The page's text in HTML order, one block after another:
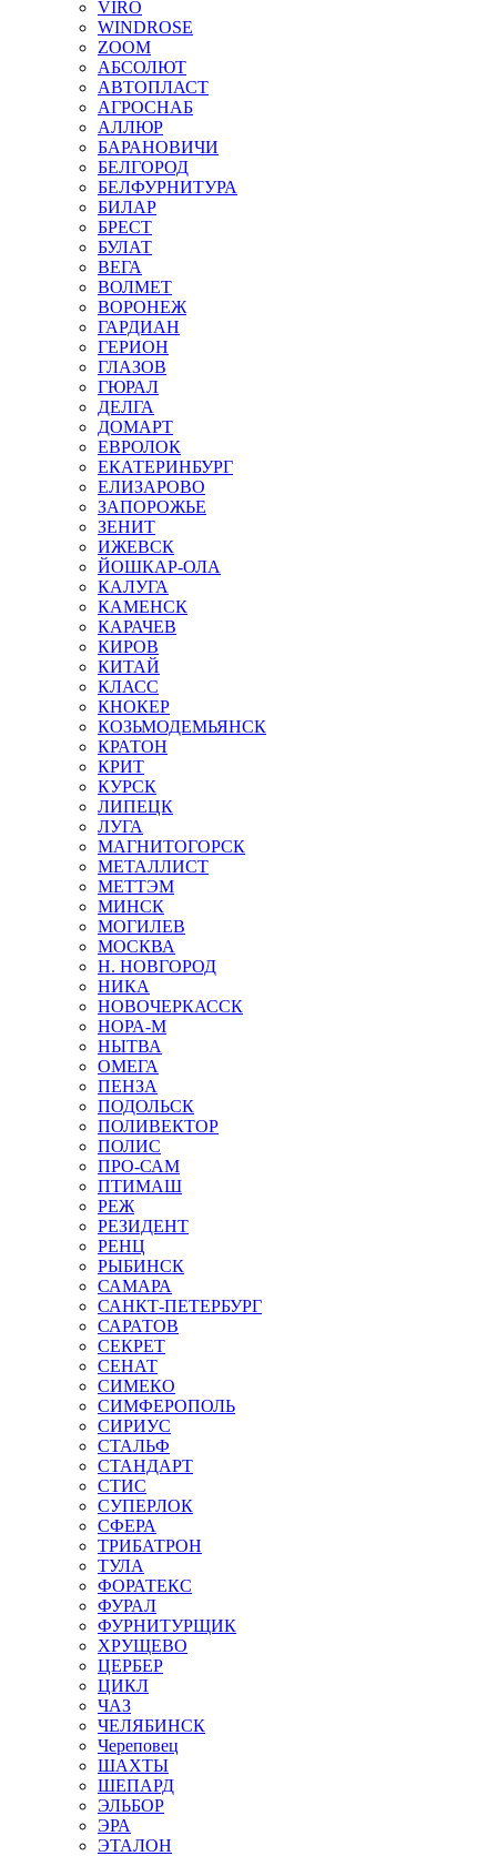
VIRO
WINDROSE
ZOOM
АБСОЛЮТ
АВТОПЛАСТ
АГРОСНАБ
АЛЛЮР
БАРАНОВИЧИ
БЕЛГОРОД
БЕЛФУРНИТУРА
БИЛАР
БРЕСТ
БУЛАТ
ВЕГА
ВОЛМЕТ
ВОРОНЕЖ
ГАРДИАН
ГЕРИОН
ГЛАЗОВ
ГЮРАЛ
ДЕЛГА
ДОМАРТ
ЕВРОЛОК
ЕКАТЕРИНБУРГ
ЕЛИЗАРОВО
ЗАПОРОЖЬЕ
ЗЕНИТ
ИЖЕВСК
ЙОШКАР-ОЛА
КАЛУГА
КАМЕНСК
КАРАЧЕВ
КИРОВ
КИТАЙ
КЛАСС
КНОКЕР
КОЗЬМОДЕМЬЯНСК
КРАТОН
КРИТ
КУРСК
ЛИПЕЦК
ЛУГА
МАГНИТОГОРСК
МЕТАЛЛИСТ
МЕТТЭМ
МИНСК
МОГИЛЕВ
МОСКВА
Н. НОВГОРОД
НИКА
НОВОЧЕРКАССК
НОРА-М
НЫТВА
ОМЕГА
ПЕНЗА
ПОДОЛЬСК
ПОЛИВЕКТОР
ПОЛИС
ПРО-САМ
ПТИМАШ
РЕЖ
РЕЗИДЕНТ
РЕНЦ
РЫБИНСК
САМАРА
САНКТ-ПЕТЕРБУРГ
САРАТОВ
СЕКРЕТ
СЕНАТ
СИМЕКО
СИМФЕРОПОЛЬ
СИРИУС
СТАЛЬФ
СТАНДАРТ
СТИС
СУПЕРЛОК
СФЕРА
ТРИБАТРОН
ТУЛА
ФОРАТЕКС
ФУРАЛ
ФУРНИТУРЩИК
ХРУЩЕВО
ЦЕРБЕР
ЦИКЛ
ЧАЗ
ЧЕЛЯБИНСК
Череповец
ШАХТЫ
ШЕПАРД
ЭЛЬБОР
ЭРА
ЭТАЛОН